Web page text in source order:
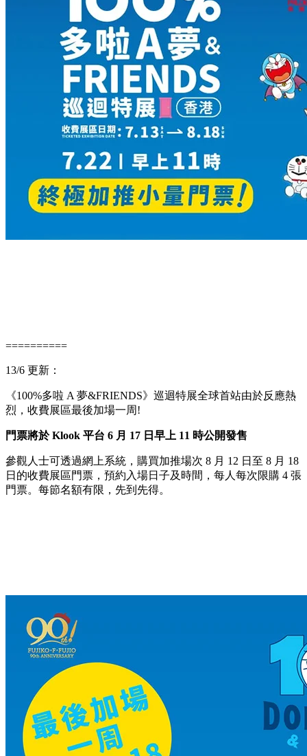
==========
13/6 更新：
《100%多啦 A 夢&FRIENDS》巡迴特展全球首站由於反應熱
烈，收費展區最後加場一周!
門票將於 Klook 平台 6 月 17 日早上 11 時公開發售
參觀人士可透過網上系統，購買加推場次 8 月 12 日至 8 月 18
日的收費展區門票，預約入場日子及時間，每人每次限購 4 張
門票。每節名額有限，先到先得。